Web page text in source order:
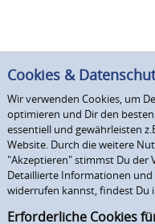
Cookies &
Wir verwenden Cookies, um
optimieren und Dir den
essentiell und gewährleisten
Website. Durch die weitere
"Akzeptieren" stimmst Du der
Detaillierte Informationen und
widerrufen kannst, findest Du
Erforderliche Cookies